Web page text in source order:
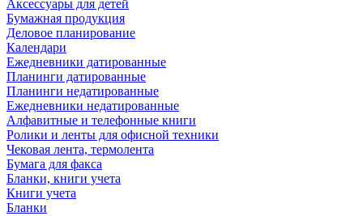
Аксессуары для детей
Бумажная продукция
Деловое планирование
Календари
Ежедневники датированные
Планинги датированные
Планинги недатированные
Ежедневники недатированные
Алфавитные и телефонные книги
Ролики и ленты для офисной техники
Чековая лента, термолента
Бумага для факса
Бланки, книги учета
Книги учета
Бланки